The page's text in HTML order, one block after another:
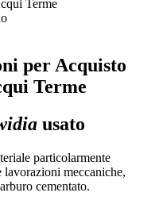
Terme
per Acquisto
Terme
usato
particolarmente
lavorazioni meccaniche,
cementato.